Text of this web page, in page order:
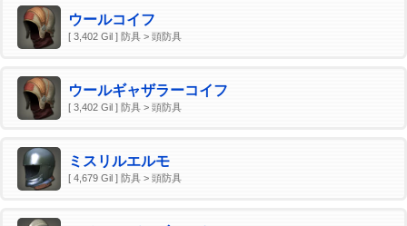
ウールコイフ
[ 3,402 Gil ] 防具 > 頭防具
ウールギャザラーコイフ
[ 3,402 Gil ] 防具 > 頭防具
ミスリルエルモ
[ 4,679 Gil ] 防具 > 頭防具